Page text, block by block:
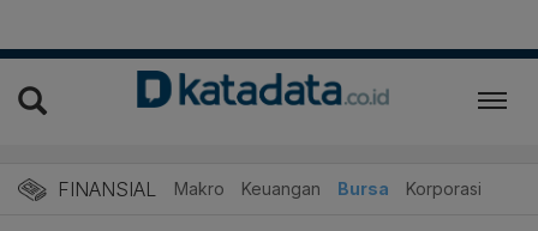
FINANSIAL Makro Keuangan Bursa Korporasi